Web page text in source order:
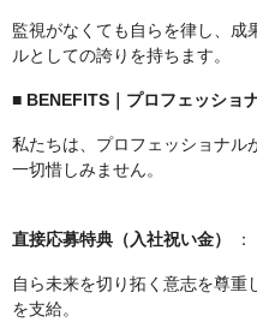
監視がなくても自らを律し、成
ルとしての誇りを持ちます。
■ BENEFITS｜プロフェッショ
私たちは、プロフェッショナル
一切惜しみません。
直接応募特典（入社祝い金） ：
自ら未来を切り拓く意志を尊重
を支給。